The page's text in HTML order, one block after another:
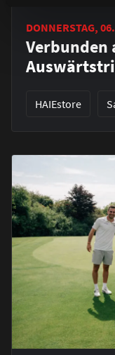
DONNERSTAG,
Verbunden
HAIEstore